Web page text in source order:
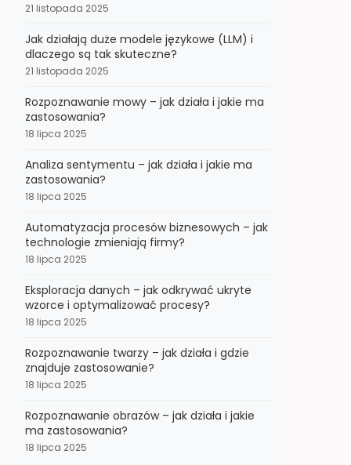
21 listopada 2025
Jak działają duże modele językowe (LLM) i
dlaczego są tak skuteczne?
21 listopada 2025
Rozpoznawanie mowy – jak działa i jakie ma
zastosowania?
18 lipca 2025
Analiza sentymentu – jak działa i jakie ma
zastosowania?
18 lipca 2025
Automatyzacja procesów biznesowych – jak
technologie zmieniają firmy?
18 lipca 2025
Eksploracja danych – jak odkrywać ukryte
wzorce i optymalizować procesy?
18 lipca 2025
Rozpoznawanie twarzy – jak działa i gdzie
znajduje zastosowanie?
18 lipca 2025
Rozpoznawanie obrazów – jak działa i jakie
ma zastosowania?
18 lipca 2025